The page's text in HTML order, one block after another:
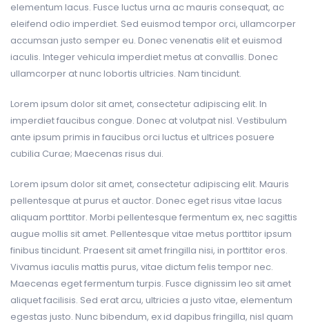
elementum lacus. Fusce luctus urna ac mauris consequat, ac
eleifend odio imperdiet. Sed euismod tempor orci, ullamcorper
accumsan justo semper eu. Donec venenatis elit et euismod
iaculis. Integer vehicula imperdiet metus at convallis. Donec
ullamcorper at nunc lobortis ultricies. Nam tincidunt.
Lorem ipsum dolor sit amet, consectetur adipiscing elit. In
imperdiet faucibus congue. Donec at volutpat nisl. Vestibulum
ante ipsum primis in faucibus orci luctus et ultrices posuere
cubilia Curae; Maecenas risus dui.
Lorem ipsum dolor sit amet, consectetur adipiscing elit. Mauris
pellentesque at purus et auctor. Donec eget risus vitae lacus
aliquam porttitor. Morbi pellentesque fermentum ex, nec sagittis
augue mollis sit amet. Pellentesque vitae metus porttitor ipsum
finibus tincidunt. Praesent sit amet fringilla nisi, in porttitor eros.
Vivamus iaculis mattis purus, vitae dictum felis tempor nec.
Maecenas eget fermentum turpis. Fusce dignissim leo sit amet
aliquet facilisis. Sed erat arcu, ultricies a justo vitae, elementum
egestas justo. Nunc bibendum, ex id dapibus fringilla, nisl quam